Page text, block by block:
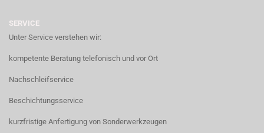
SERVICE
Unter Service verstehen wir:
kompetente Beratung telefonisch und vor Ort
Nachschleifservice
Beschichtungsservice
kurzfristige Anfertigung von Sonderwerkzeugen